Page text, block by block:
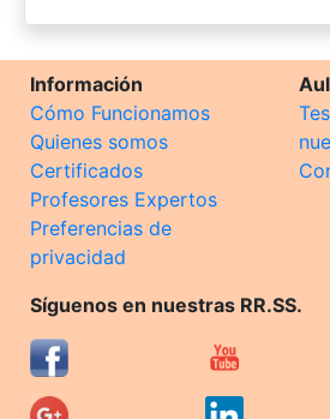
Información
Cómo Funcionamos
Quienes somos
Certificados
Profesores Expertos
Preferencias de
privacidad
Síguenos en nuestras RR.SS.